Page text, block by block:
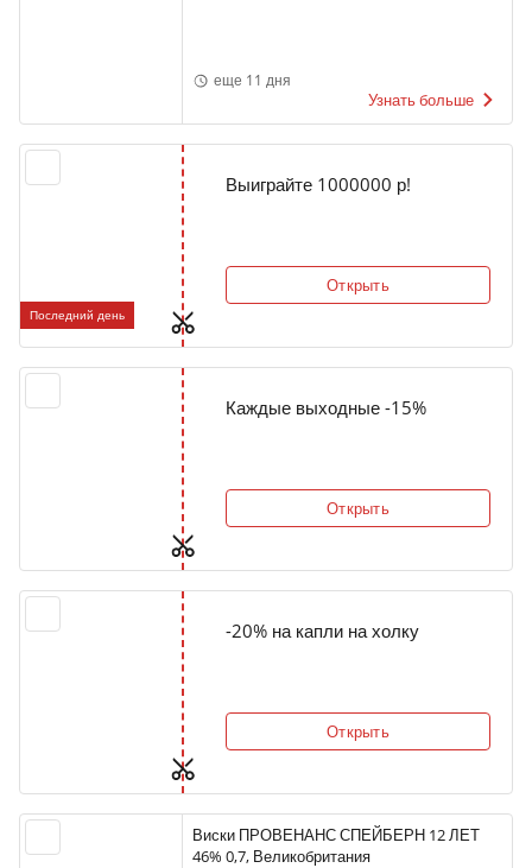
еще 11 дня
Узнать больше
Последний день
Выиграйте 1000000 р!
Открыть
Каждые выходные -15%
Открыть
-20% на капли на холку
Открыть
Виски ПРОВЕНАНС СПЕЙБЕРН 12 ЛЕТ
46% 0,7, Великобритания